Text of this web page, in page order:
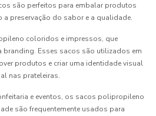
são perfeitos para embalar produtos
a preservação do sabor e a qualidade.
coloridos e impressos, que
branding. Esses sacos são utilizados em
produtos e criar uma identidade visual
nas prateleiras.
e eventos, os sacos polipropileno
são frequentemente usados para